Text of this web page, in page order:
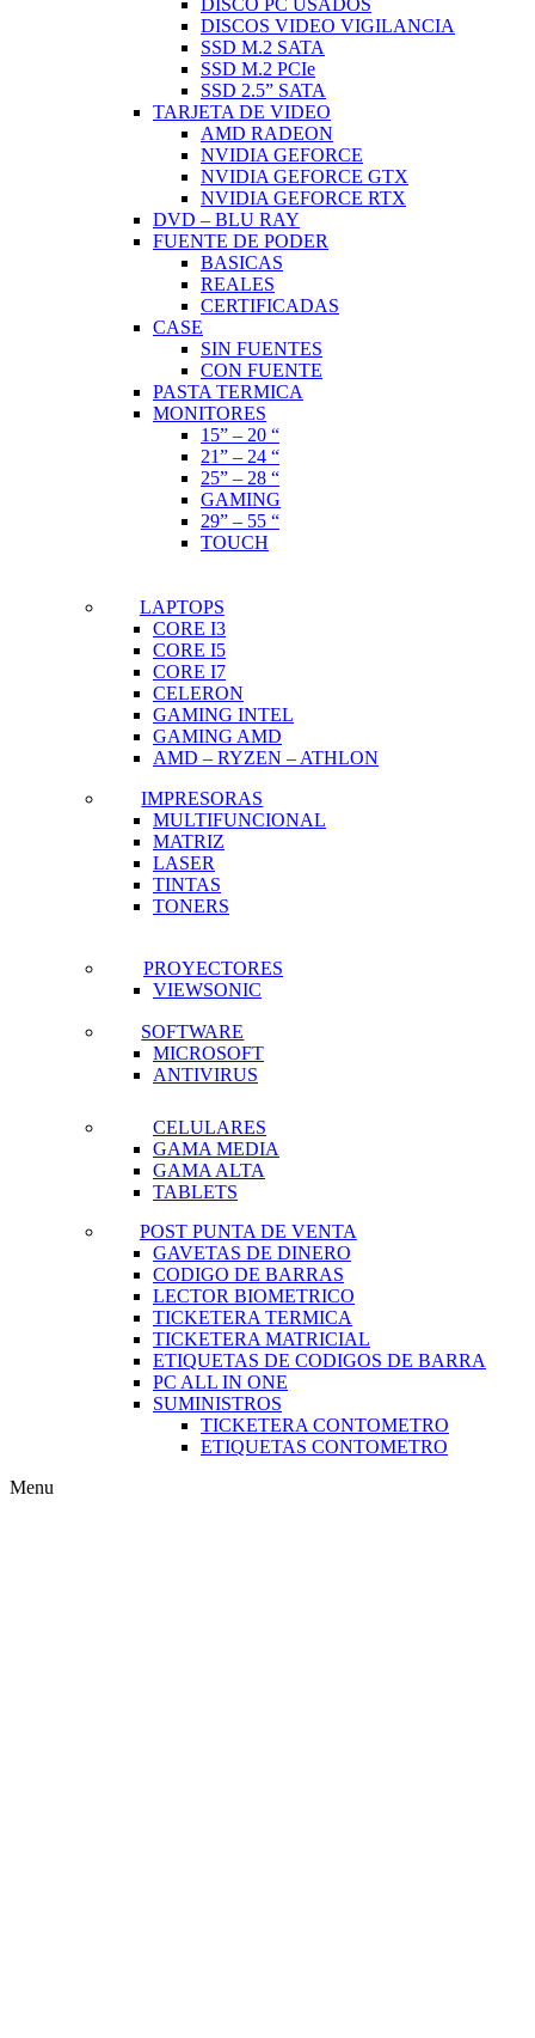
DISCO PC USADOS
DISCOS VIDEO VIGILANCIA
SSD M.2 SATA
SSD M.2 PCIe
SSD 2.5” SATA
TARJETA DE VIDEO
AMD RADEON
NVIDIA GEFORCE
NVIDIA GEFORCE GTX
NVIDIA GEFORCE RTX
DVD – BLU RAY
FUENTE DE PODER
BASICAS
REALES
CERTIFICADAS
CASE
SIN FUENTES
CON FUENTE
PASTA TERMICA
MONITORES
15” – 20 “
21” – 24 “
25” – 28 “
GAMING
29” – 55 “
TOUCH
LAPTOPS
CORE I3
CORE I5
CORE I7
CELERON
GAMING INTEL
GAMING AMD
AMD – RYZEN – ATHLON
IMPRESORAS
MULTIFUNCIONAL
MATRIZ
LASER
TINTAS
TONERS
PROYECTORES
VIEWSONIC
SOFTWARE
MICROSOFT
ANTIVIRUS
CELULARES
GAMA MEDIA
GAMA ALTA
TABLETS
POST PUNTA DE VENTA
GAVETAS DE DINERO
CODIGO DE BARRAS
LECTOR BIOMETRICO
TICKETERA TERMICA
TICKETERA MATRICIAL
ETIQUETAS DE CODIGOS DE BARRA
PC ALL IN ONE
SUMINISTROS
TICKETERA CONTOMETRO
ETIQUETAS CONTOMETRO
Menu